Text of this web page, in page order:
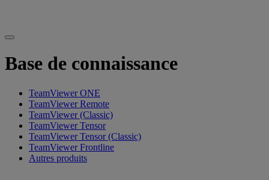
Base de connaissance
TeamViewer ONE
TeamViewer Remote
TeamViewer (Classic)
TeamViewer Tensor
TeamViewer Tensor (Classic)
TeamViewer Frontline
Autres produits